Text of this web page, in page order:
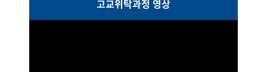
고교위탁과정 영상